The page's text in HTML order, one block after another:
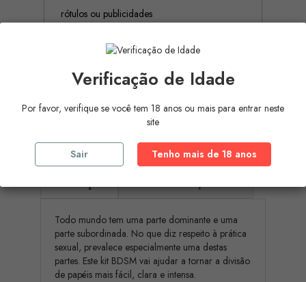
rótulos ou publicidades
pagamento por referência Multibanco, Mbway
Descrição Detalhes do produto
Todo mundo tem uma parte dominante e uma
parte subordinada. No que diz respeito à prática
sexual, prevalece especialmente uma destas
partes. Este kit BDSM vai ajudar a tornar a divisão
de papéis mais fácil, clara e intensa.
Verificação de Idade
Por favor, verifique se você tem 18 anos ou mais para entrar neste
site
Sair Tenho mais de 18 anos